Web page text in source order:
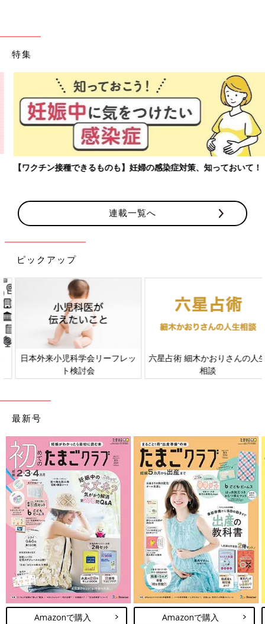
特集
【ワクチン接種できるものも】妊婦の感染症対策、知っておいて！
連載一覧へ
ピックアップ
日本外来小児科学会リーフレッ
ト検討会
六星占術 細木かおりさんの人生
相談
最新号
Amazonで購入 Amazonで購入